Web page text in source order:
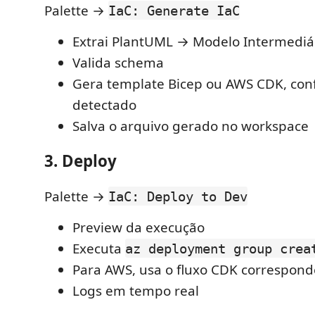
Palette → IaC: Generate IaC
Extrai PlantUML → Modelo
Valida schema
Gera template Bicep ou AWS CDK,
detectado
Salva o arquivo gerado no workspace
3. Deploy
Palette → IaC: Deploy to Dev
Preview da execução
Executa az deployment group
Para AWS, usa o fluxo CDK
Logs em tempo real